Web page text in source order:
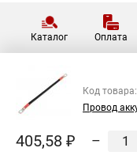
Каталог Оплата
Код
Провод
405,58 ₽ –